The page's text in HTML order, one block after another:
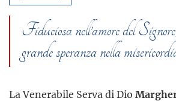
Fiduciosa nell’amore del
grande speranza nella
La Venerabile Serva di Dio